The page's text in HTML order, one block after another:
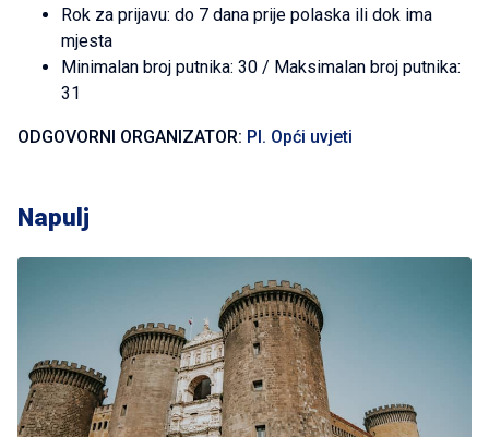
Rok za prijavu: do 7 dana prije polaska ili dok ima
mjesta
Minimalan broj putnika: 30 / Maksimalan broj putnika:
31
ODGOVORNI ORGANIZATOR: PI. Opći uvjeti
Napulj